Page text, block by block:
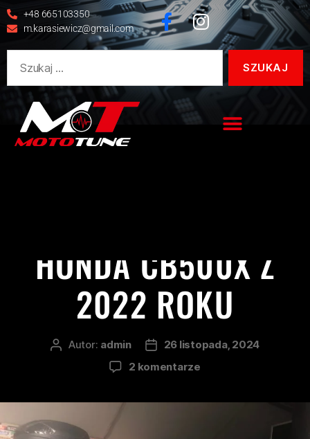
+48 665103350
m.karasiewicz@gmail.com
HONDA CB500X Z
2022 ROKU
Autor: admin
26 listopada, 2024
2 komentarze